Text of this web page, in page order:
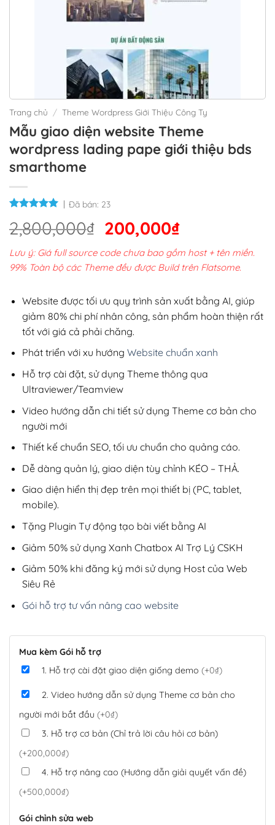
Trang chủ / Theme Wordpress Giới Thiệu Công Ty
Mẫu giao diện website Theme
wordpress lading pape giới thiệu bds
smarthome
Đã bán: 23
2,800,000₫ Giá
gốc
là:
2,800,000₫.
200,000₫Giá
hiện
tại
200,000₫.
Lưu ý: Giá full source code chưa bao gồm host + tên miền.
99% Toàn bộ các Theme đều được Build trên Flatsome.
Website được tối ưu quy trình sản xuất bằng AI, giúp
giảm 80% chi phí nhân công, sản phẩm hoàn thiện rất
tốt với giá cả phải chăng.
Phát triển với xu hướng Website chuẩn xanh
Hỗ trợ cài đặt, sử dụng Theme thông qua
Ultraviewer/Teamview
Video hướng dẫn chi tiết sử dụng Theme cơ bản cho
người mới
Thiết kế chuẩn SEO, tối ưu chuẩn cho quảng cáo.
Dễ dàng quản lý, giao diện tùy chỉnh KÉO – THẢ.
Giao diện hiển thị đẹp trên mọi thiết bị (PC, tablet,
mobile).
Tặng Plugin Tự động tạo bài viết bằng AI
Giảm 50% sử dụng Xanh Chatbox AI Trợ Lý CSKH
Giảm 50% khi đăng ký mới sử dụng Host của Web
Siêu Rẻ
Gói hỗ trợ tư vấn nâng cao website
Mua kèm Gói hỗ trợ
1. Hỗ trợ cài đặt giao diện giống demo (+0₫)
2. Video hướng dẫn sử dụng Theme cơ bản cho
người mới bắt đầu (+0₫)
3. Hỗ trợ cơ bản (Chỉ trả lời câu hỏi cơ bản)
(+200,000₫)
4. Hỗ trợ nâng cao (Hướng dẫn giải quyết vấn đề)
(+500,000₫)
Gói chỉnh sửa web